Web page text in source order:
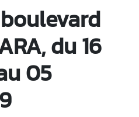
du 16
05